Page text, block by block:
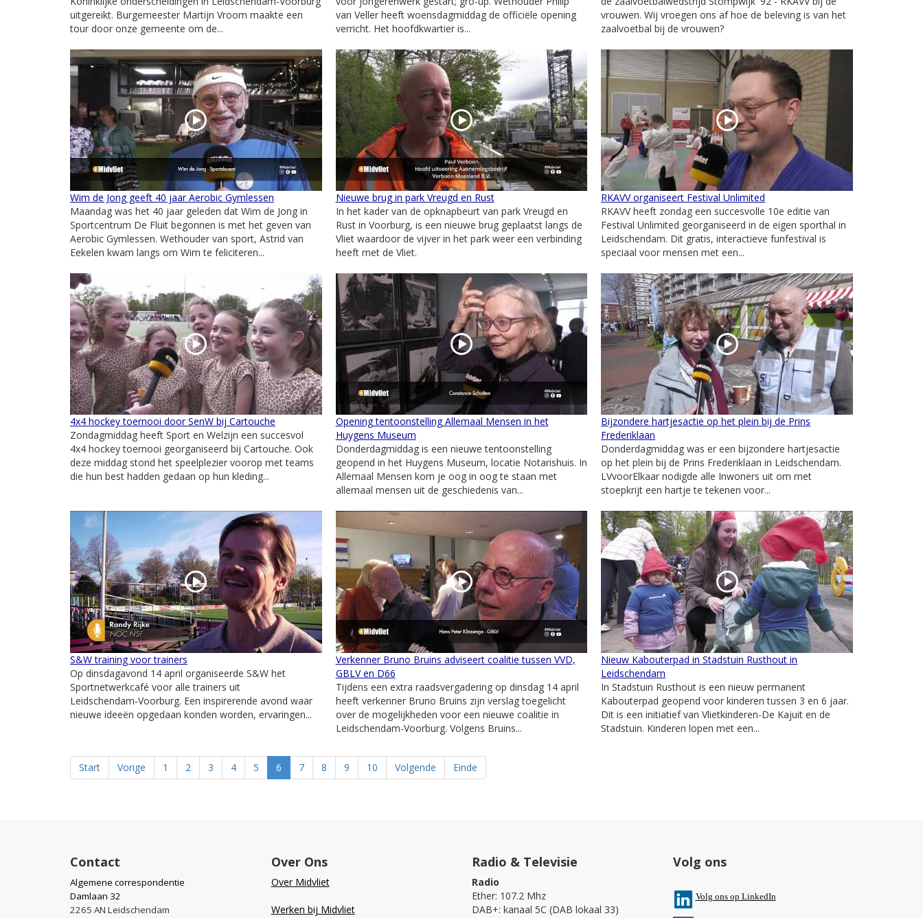
uitgereikt. Burgemeester Martijn Vroom maakte een
tour door onze gemeente om de...
van Veller heeft woensdagmiddag de officiële opening
verricht. Het hoofdkwartier is...
vrouwen. Wij vroegen ons af hoe de beleving is van het
zaalvoetbal bij de vrouwen?
Wim de Jong geeft 40 jaar Aerobic Gymlessen
Maandag was het 40 jaar geleden dat Wim de Jong in
Sportcentrum De Fluit begonnen is met het geven van
Aerobic Gymlessen. Wethouder van sport, Astrid van
Eekelen kwam langs om Wim te feliciteren...
Nieuwe brug in park Vreugd en Rust
In het kader van de opknapbeurt van park Vreugd en
Rust in Voorburg, is een nieuwe brug geplaatst langs de
Vliet waardoor de vijver in het park weer een verbinding
heeft met de Vliet.
RKAVV organiseert Festival Unlimited
RKAVV heeft zondag een succesvolle 10e editie van
Festival Unlimited georganiseerd in de eigen sporthal in
Leidschendam. Dit gratis, interactieve funfestival is
speciaal voor mensen met een...
4x4 hockey toernooi door SenW bij Cartouche
Zondagmiddag heeft Sport en Welzijn een succesvol
4x4 hockey toernooi georganiseerd bij Cartouche. Ook
deze middag stond het speelplezier voorop met teams
die hun best hadden gedaan op hun kleding...
Opening tentoonstelling Allemaal Mensen in het
Huygens Museum
Donderdagmiddag is een nieuwe tentoonstelling
geopend in het Huygens Museum, locatie Notarishuis. In
Allemaal Mensen kom je oog in oog te staan met
allemaal mensen uit de geschiedenis van...
Bijzondere hartjesactie op het plein bij de Prins
Frederiklaan
Donderdagmiddag was er een bijzondere hartjesactie
op het plein bij de Prins Frederiklaan in Leidschendam.
LVvoorElkaar nodigde alle Inwoners uit om met
stoepkrijt een hartje te tekenen voor...
S&W training voor trainers
Op dinsdagavond 14 april organiseerde S&W het
Sportnetwerkcafé voor alle trainers uit
Leidschendam‑Voorburg. Een inspirerende avond waar
nieuwe ideeën opgedaan konden worden, ervaringen...
Verkenner Bruno Bruins adviseert coalitie tussen VVD,
GBLV en D66
Tijdens een extra raadsvergadering op dinsdag 14 april
heeft verkenner Bruno Bruins zijn verslag toegelicht
over de mogelijkheden voor een nieuwe coalitie in
Leidschendam-Voorburg. Volgens Bruins...
Nieuw Kabouterpad in Stadstuin Rusthout in
Leidschendam
In Stadstuin Rusthout is een nieuw permanent
Kabouterpad geopend voor kinderen tussen 3 en 6 jaar.
Dit is een initiatief van Vlietkinderen-De Kajuit en de
Stadstuin. Kinderen lopen met een...
Start Vorige 1 2 3 4 5 6 7 8 9 10 Volgende Einde
Contact
Algemene correspondentie
Damlaan 32
2265 AN Leidschendam
Over Ons
Over Midvliet
Werken bij Midvliet
Radio & Televisie
Radio
Ether: 107.2 Mhz
DAB+: kanaal 5C (DAB lokaal 33)
Volg ons
Volg ons op LinkedIn